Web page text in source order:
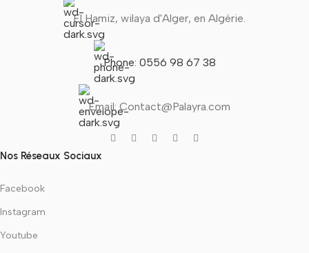
El Hamiz, wilaya d'Alger, en Algérie.
Phone: 0556 98 67 38
Email: Contact@Palayra.com
Nos Réseaux Sociaux
Facebook
Instagram
Youtube